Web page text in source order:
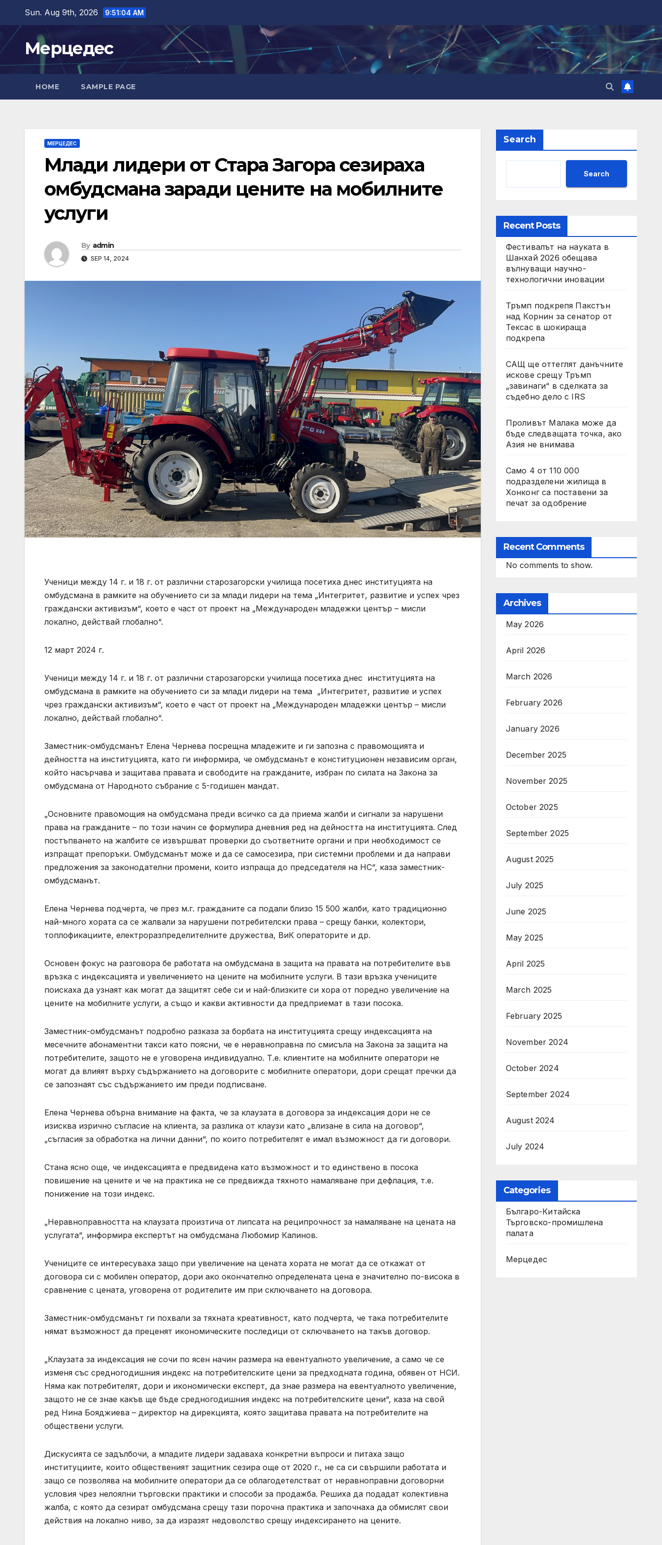
content
Sun. Aug 9th, 2026 9:51:06 AM
Мерцедес
HOME SAMPLE PAGE
МЕРЦЕДЕС
Млади лидери от Стара Загора сезираха
омбудсмана заради цените на мобилните
услуги
By admin
SEP 14, 2024
Ученици между 14 г. и 18 г. от различни старозагорски училища посетиха днес институцията на
омбудсмана в рамките на обучението си за млади лидери на тема „Интегритет, развитие и успех чрез
граждански активизъм“, което е част от проект на „Международен младежки център – мисли
локално, действай глобално“.
12 март 2024 г.
Ученици между 14 г. и 18 г. от различни старозагорски училища посетиха днес институцията на
омбудсмана в рамките на обучението си за млади лидери на тема „Интегритет, развитие и успех
чрез граждански активизъм“, което е част от проект на „Международен младежки център – мисли
локално, действай глобално“.
Заместник-омбудсманът Елена Чернева посрещна младежите и ги запозна с правомощията и
дейността на институцията, като ги информира, че омбудсманът е конституционен независим орган,
който насърчава и защитава правата и свободите на гражданите, избран по силата на Закона за
омбудсмана от Народното събрание с 5-годишен мандат.
„Основните правомощия на омбудсмана преди всичко са да приема жалби и сигнали за нарушени
права на гражданите – по този начин се формулира дневния ред на дейността на институцията. След
постъпването на жалбите се извършват проверки до съответните органи и при необходимост се
изпращат препоръки. Омбудсманът може и да се самосезира, при системни проблеми и да направи
предложения за законодателни промени, които изпраща до председателя на НС“, каза заместник-
омбудсманът.
Елена Чернева подчерта, че през м.г. гражданите са подали близо 15 500 жалби, като традиционно
най-много хората са се жалвали за нарушени потребителски права – срещу банки, колектори,
топлофикациите, електроразпределителните дружества, ВиК операторите и др.
Основен фокус на разговора бе работата на омбудсмана в защита на правата на потребителите във
връзка с индексацията и увеличението на цените на мобилните услуги. В тази връзка учениците
поискаха да узнаят как могат да защитят себе си и най-близките си хора от поредно увеличение на
цените на мобилните услуги, а също и какви активности да предприемат в тази посока.
Заместник-омбудсманът подробно разказа за борбата на институцията срещу индексацията на
месечните абонаментни такси като поясни, че е неравноправна по смисъла на Закона за защита на
потребителите, защото не е уговорена индивидуално. Т.е. клиентите на мобилните оператори не
могат да влияят върху съдържанието на договорите с мобилните оператори, дори срещат пречки да
се запознаят със съдържанието им преди подписване.
Елена Чернева обърна внимание на факта, че за клаузата в договора за индексация дори не се
изисква изрично съгласие на клиента, за разлика от клаузи като „влизане в сила на договор“,
„съгласия за обработка на лични данни“, по които потребителят е имал възможност да ги договори.
Стана ясно още, че индексацията е предвидена като възможност и то единствено в посока
повишение на цените и че на практика не се предвижда тяхното намаляване при дефлация, т.е.
понижение на този индекс.
„Неравноправността на клаузата произтича от липсата на реципрочност за намаляване на цената на
услугата“, информира експертът на омбудсмана Любомир Калинов.
Учениците се интересуваха защо при увеличение на цената хората не могат да се откажат от
договора си с мобилен оператор, дори ако окончателно определената цена е значително по-висока в
сравнение с цената, уговорена от родителите им при сключването на договора.
Заместник-омбудсманът ги похвали за тяхната креативност, като подчерта, че така потребителите
нямат възможност да преценят икономическите последици от сключването на такъв договор.
„Клаузата за индексация не сочи по ясен начин размера на евентуалното увеличение, а само че се
изменя със средногодишния индекс на потребителските цени за предходната година, обявен от НСИ.
Няма как потребителят, дори и икономически експерт, да знае размера на евентуалното увеличение,
защото не се знае какъв ще бъде средногодишния индекс на потребителските цени“, каза на свой
ред Нина Бояджиева – директор на дирекцията, която защитава правата на потребителите на
обществени услуги.
Дискусията се задълбочи, а младите лидери задаваха конкретни въпроси и питаха защо
институциите, които общественият защитник сезира още от 2020 г., не са си свършили работата и
защо се позволява на мобилните оператори да се облагодетелстват от неравноправни договорни
условия чрез нелоялни търговски практики и способи за продажба. Решиха да подадат колективна
жалба, с която да сезират омбудсмана срещу тази порочна практика и започнаха да обмислят свои
действия на локално ниво, за да изразят недоволство срещу индексирането на цените.
Search
Search
Recent Posts
Фестивалът на науката в
Шанхай 2026 обещава
вълнуващи научно-
технологични иновации
Тръмп подкрепя Пакстън
над Корнин за сенатор от
Тексас в шокираща
подкрепа
САЩ ще оттеглят данъчните
искове срещу Тръмп
„завинаги“ в сделката за
съдебно дело с IRS
Проливът Малака може да
бъде следващата точка, ако
Азия не внимава
Само 4 от 110 000
подразделени жилища в
Хонконг са поставени за
печат за одобрение
Recent Comments
No comments to show.
Archives
May 2026
April 2026
March 2026
February 2026
January 2026
December 2025
November 2025
October 2025
September 2025
August 2025
July 2025
June 2025
May 2025
April 2025
March 2025
February 2025
November 2024
October 2024
September 2024
August 2024
July 2024
Categories
Българо-Китайска
Търговско-промишлена
палaта
Мерцедес